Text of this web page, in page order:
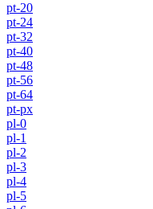
pt-20
pt-24
pt-32
pt-40
pt-48
pt-56
pt-64
pt-px
pl-0
pl-1
pl-2
pl-3
pl-4
pl-5